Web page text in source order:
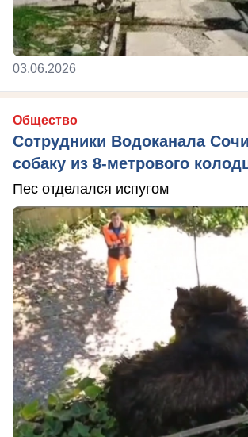
03.06.2026
Общество
Сотрудники Водоканала
собаку из 8-метрового
Пес отделался испугом